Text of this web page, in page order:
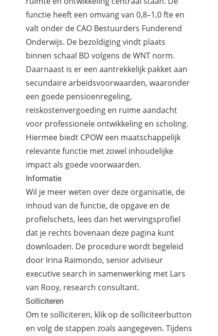
functie heeft een omvang van 0,8–1,0 fte en
valt onder de CAO Bestuurders Funderend
Onderwijs. De bezoldiging vindt plaats
binnen schaal BD volgens de WNT norm.
Daarnaast is er een aantrekkelijk pakket aan
secundaire arbeidsvoorwaarden, waaronder
een goede pensioenregeling,
reiskostenvergoeding en ruime aandacht
voor professionele ontwikkeling en scholing.
Hiermee biedt CPOW een maatschappelijk
relevante functie met zowel inhoudelijke
impact als goede voorwaarden.
Informatie
Wil je meer weten over deze organisatie, de
inhoud van de functie, de opgave en de
profielschets, lees dan het wervingsprofiel
dat je rechts bovenaan deze pagina kunt
downloaden. De procedure wordt begeleid
door Irina Raimondo, senior adviseur
executive search in samenwerking met Lars
van Rooy, research consultant.
Solliciteren
Om te solliciteren, klik op de solliciteerbutton
en volg de stappen zoals aangegeven. Tijdens